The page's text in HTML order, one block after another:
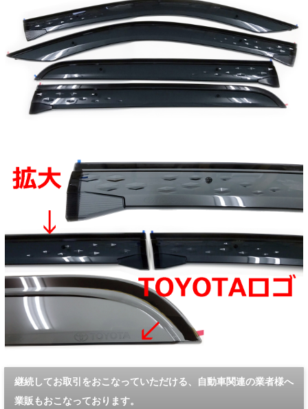
継続してお取引をおこなっていただける、自動車関連の業者様へ
業販もおこなっております。